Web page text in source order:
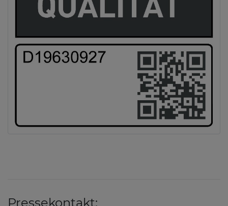
Pressekontakt: